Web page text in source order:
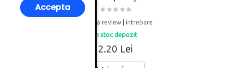
adaugă review |întrebare
in stoc depozit
2.20 Lei
Accepta